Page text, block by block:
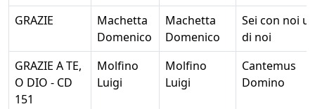
GRAZIE
Machetta
Domenico
Machetta
Domenico
Sei con noi
di noi
GRAZIE A TE,
O DIO - CD
151
Molfino
Luigi
Molfino
Luigi
Cantemus
Domino